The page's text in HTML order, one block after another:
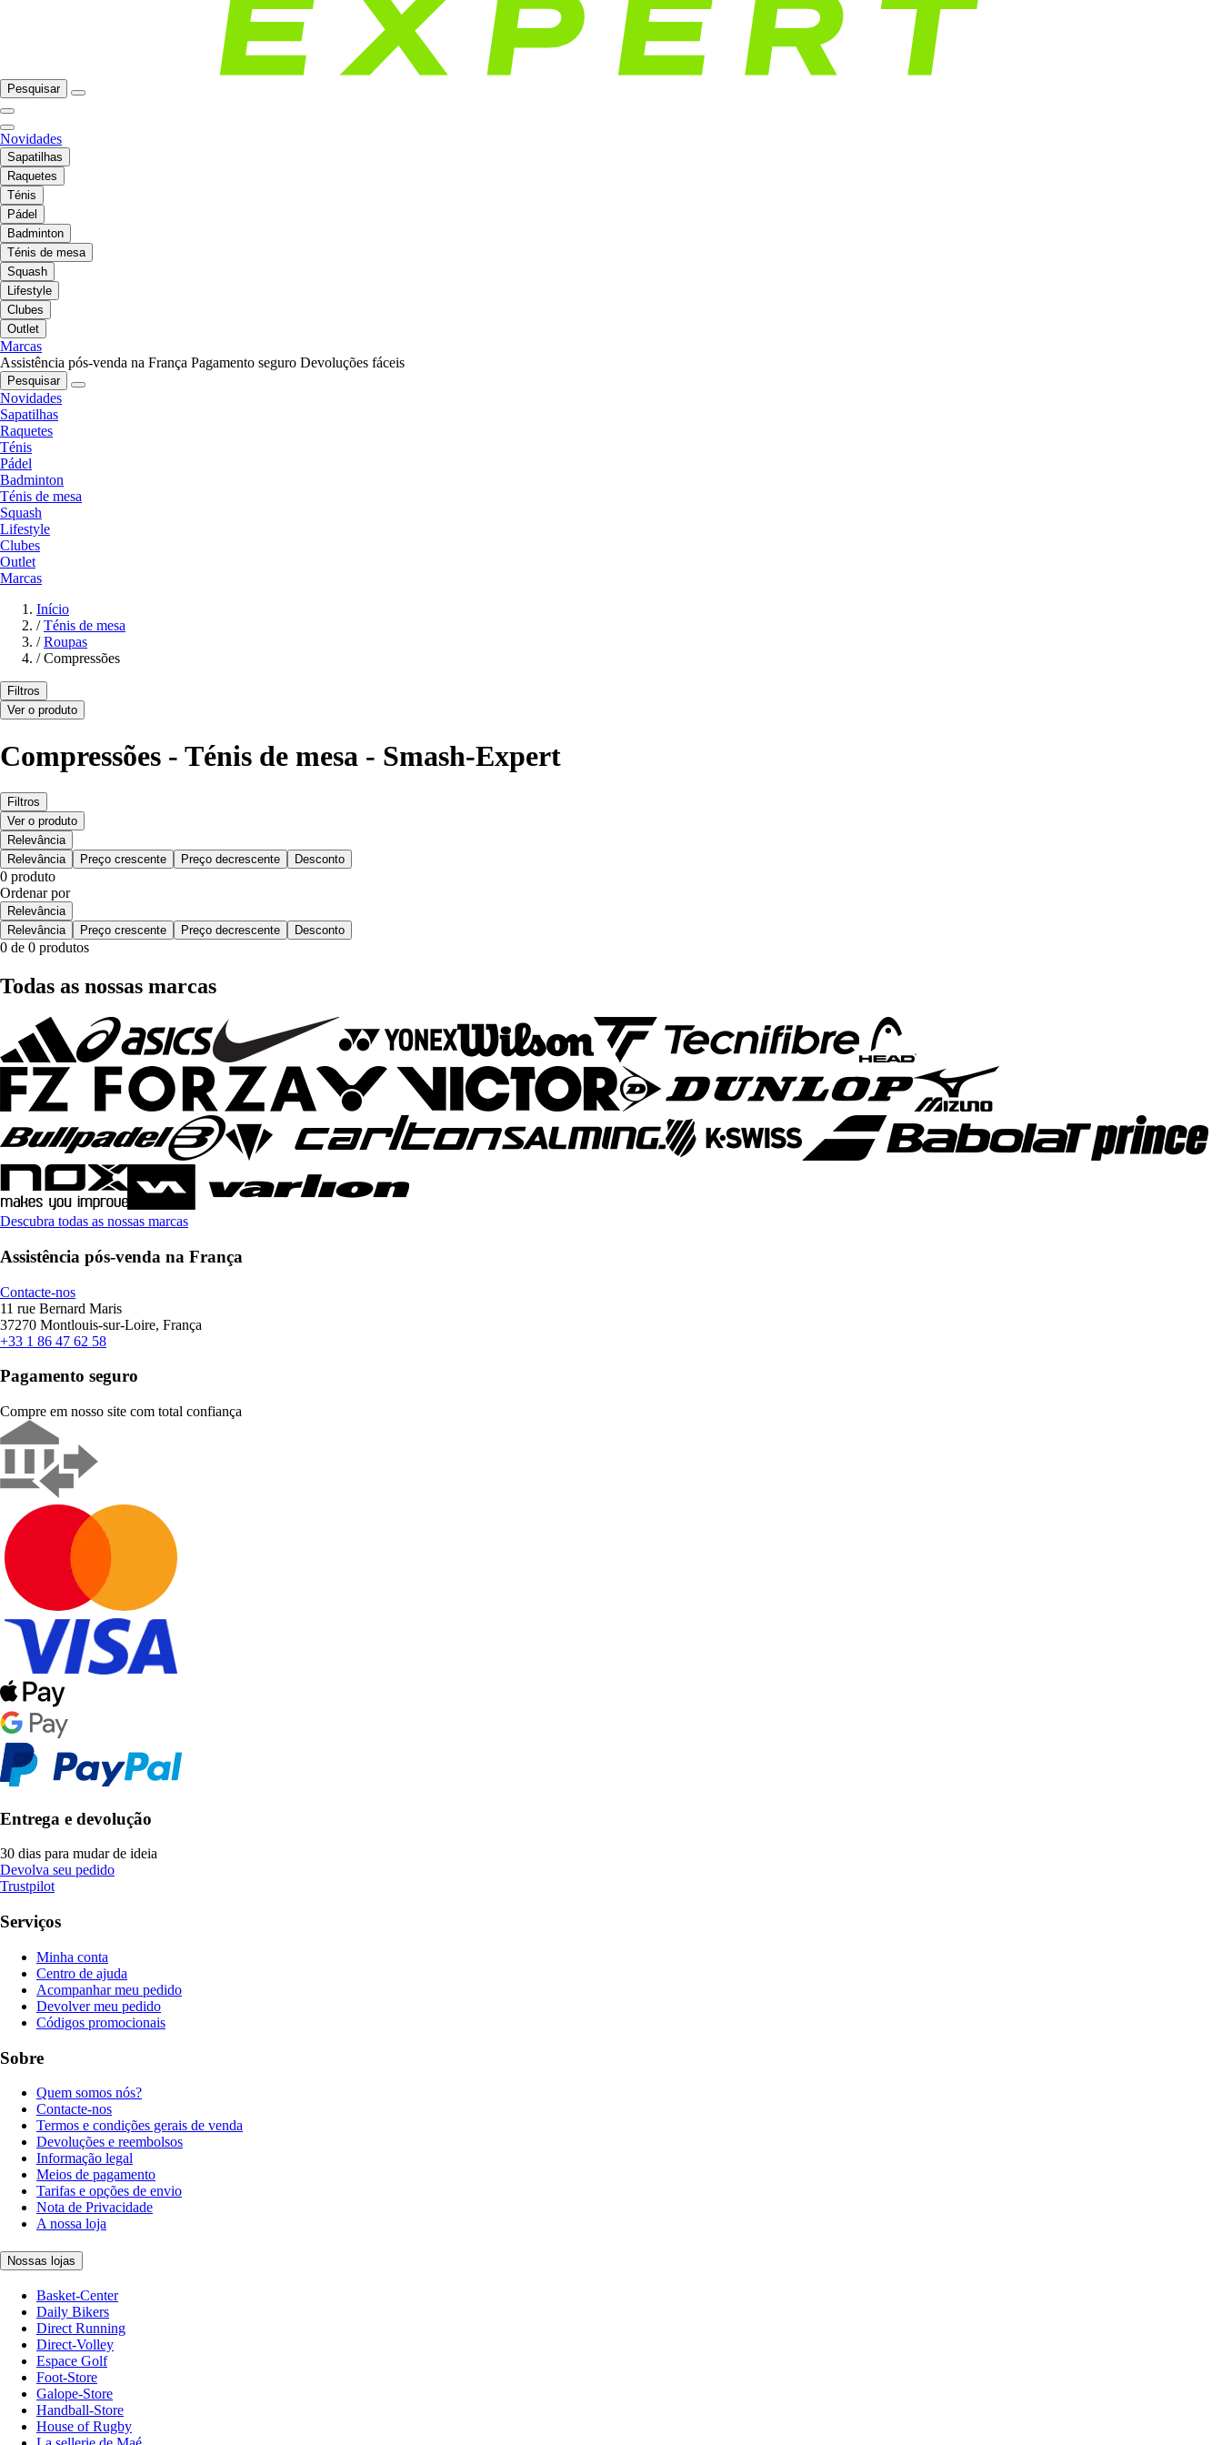
Pesquisar
Novidades
Sapatilhas
Raquetes
Ténis
Pádel
Badminton
Ténis de mesa
Squash
Lifestyle
Clubes
Outlet
Marcas
Assistência pós-venda na França Pagamento seguro Devoluções fáceis
Pesquisar
Novidades
Sapatilhas
Raquetes
Ténis
Pádel
Badminton
Ténis de mesa
Squash
Lifestyle
Clubes
Outlet
Marcas
Início
/ Ténis de mesa
/ Roupas
/ Compressões
Filtros
Ver o produto
Compressões - Ténis de mesa - Smash-Expert
Filtros
Ver o produto
Relevância
Relevância
Preço crescente Preço decrescente Desconto
0 produto
Ordenar por
Relevância
Relevância
Preço crescente Preço decrescente Desconto
0 de 0 produtos
Todas as nossas marcas
Descubra todas as nossas marcas
Assistência pós-venda na França
Contacte-nos
11 rue Bernard Maris
37270 Montlouis-sur-Loire, França
+33 1 86 47 62 58
Pagamento seguro
Compre em nosso site com total confiança
Entrega e devolução
30 dias para mudar de ideia
Devolva seu pedido
Trustpilot
Serviços
Minha conta
Centro de ajuda
Acompanhar meu pedido
Devolver meu pedido
Códigos promocionais
Sobre
Quem somos nós?
Contacte-nos
Termos e condições gerais de venda
Devoluções e reembolsos
Informação legal
Meios de pagamento
Tarifas e opções de envio
Nota de Privacidade
A nossa loja
Nossas lojas
Basket-Center
Daily Bikers
Direct Running
Direct-Volley
Espace Golf
Foot-Store
Galope-Store
Handball-Store
House of Rugby